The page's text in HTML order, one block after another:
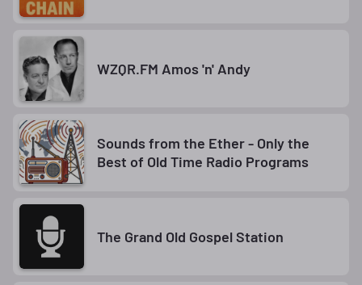
WZQR.FM Amos 'n' Andy
Sounds from the Ether - Only the
Best of Old Time Radio Programs
The Grand Old Gospel Station